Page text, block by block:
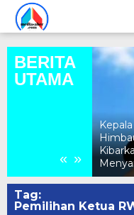
Lewati
konten
BERITA
UTAMA
« »
Tag:
Pemilihan Ketua